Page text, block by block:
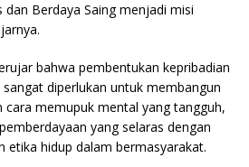
Berdaya Saing menjadi misi
bahwa pembentukan kepribadian
diperlukan untuk membangun
cara memupuk mental yang tangguh,
yang selaras dengan
etika hidup dalam bermasyarakat.